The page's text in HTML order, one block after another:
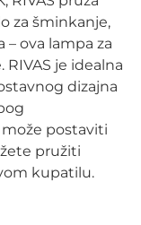
za šminkanje,
ova lampa za
je idealna
dizajna
postaviti
pružiti
kupatilu.